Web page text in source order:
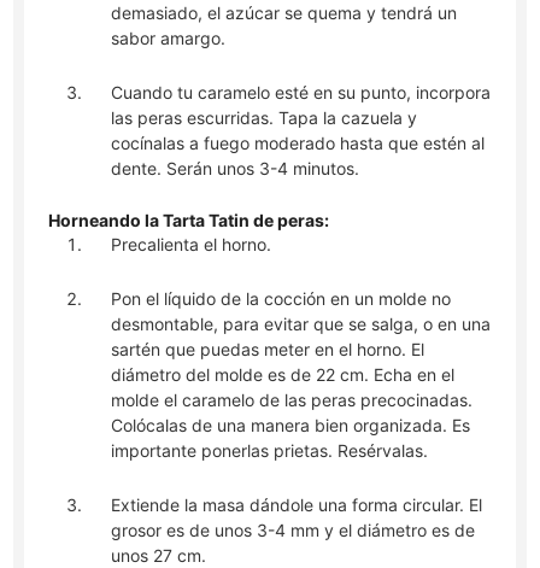
demasiado, el azúcar se quema y tendrá un
sabor amargo.
Cuando tu caramelo esté en su punto, incorpora
las peras escurridas. Tapa la cazuela y
cocínalas a fuego moderado hasta que estén al
dente. Serán unos 3-4 minutos.
Horneando la Tarta Tatin de peras:
Precalienta el horno.
Pon el líquido de la cocción en un molde no
desmontable, para evitar que se salga, o en una
sartén que puedas meter en el horno. El
diámetro del molde es de 22 cm. Echa en el
molde el caramelo de las peras precocinadas.
Colócalas de una manera bien organizada. Es
importante ponerlas prietas. Resérvalas.
Extiende la masa dándole una forma circular. El
grosor es de unos 3-4 mm y el diámetro es de
unos 27 cm.